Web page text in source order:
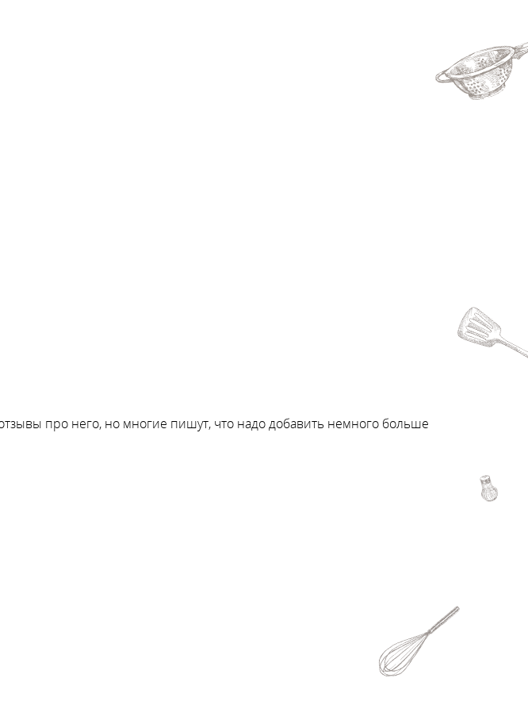
про него, но многие пишут, что надо добавить немного больше